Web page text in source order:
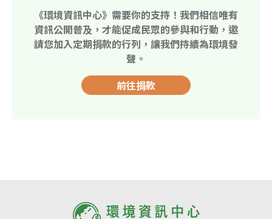
《環境資訊中心》需要你的支持！我們相信唯有
資訊公開普及，才能促成民眾的參與和行動，邀
請您加入定期捐款的行列，讓我們持續為環境發
聲。
前往捐款